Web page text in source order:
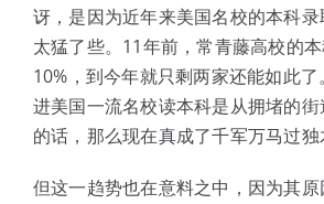
讶，是因为近年来美国名校的本科
太猛了些。11年前，常青藤高校的
10%，到今年就只剩两家还能如此
进美国一流名校读本科是从拥堵的
的话，那么现在真成了千军万马过独
但这一趋势也在意料之中，因为其